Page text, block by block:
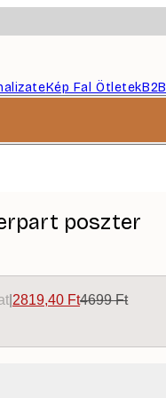
Kép Fal ÖtletekB2B
poszter
2819,40 Ft4699 Ft